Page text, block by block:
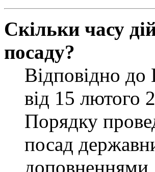
Скільки часу
посаду?
Відповідно до
від 15 лютого
Порядку
посад